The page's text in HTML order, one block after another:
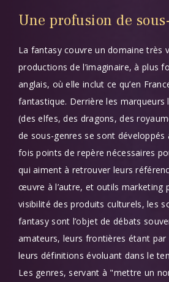
Corps
Une profusion de
La fantasy couvre un domaine très
productions de l’imaginaire, à plus
anglais, où elle inclut ce qu’en
fantastique. Derrière les marqueurs
(des elfes, des dragons, des
de sous-genres se sont développés
fois points de repère nécessaires
qui aiment à retrouver leurs
œuvre à l’autre, et outils marketing
visibilité des produits culturels, les
fantasy sont l’objet de débats
amateurs, leurs frontières étant par
leurs définitions évoluant dans le
Les genres, servant à "mettre un